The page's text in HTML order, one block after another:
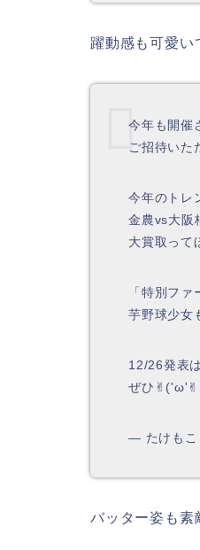
躍動感も可愛い
今年も開催
ご招待いた
今年のトレ
金農vs大阪
大賞取って
「特別フ
芋野球少女
12/26発表
ぜひ
— たけもこ
バッター姿も素